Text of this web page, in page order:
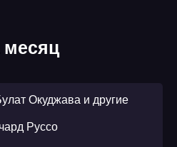
месяц
Окуджава и другие
Руссо